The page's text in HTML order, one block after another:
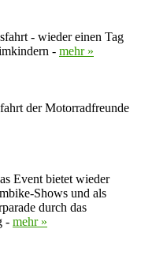
- wieder einen Tag
- mehr »
der Motorradfreunde
Event bietet wieder
Shows und als
durch das
- mehr »